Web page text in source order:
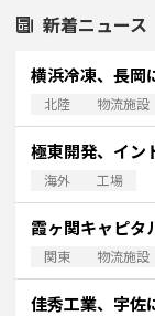
新着ニュース
横浜冷凍、長岡
北陸 物流施設
極東開発、イン
海外 工場
霞ヶ関キャピタ
関東 物流施設
佳秀工業、宇佐